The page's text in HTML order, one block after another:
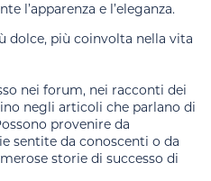
l’apparenza e l’eleganza.
dolce, più coinvolta nella vita
nei forum, nei racconti dei
negli articoli che parlano di
provenire da
sentite da conoscenti o da
storie di successo di